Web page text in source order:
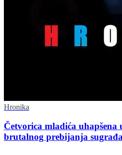
Hronika
Četvorica mladića uhapšena
brutalnog prebijanja